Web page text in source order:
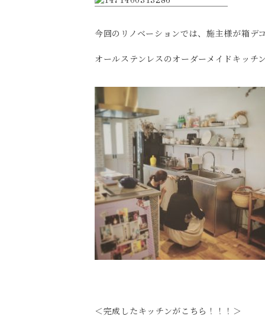
今回のリノベーションでは、施主様が箱デ
オールステンレスのオーダーメイドキッチ
＜完成したキッチンがこちら！！！＞